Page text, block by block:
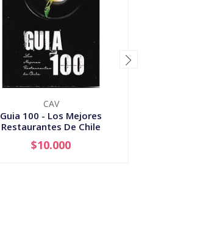
CAV
Guia 100 - Los Mejores
Restaurantes De Chile
+
$10.000